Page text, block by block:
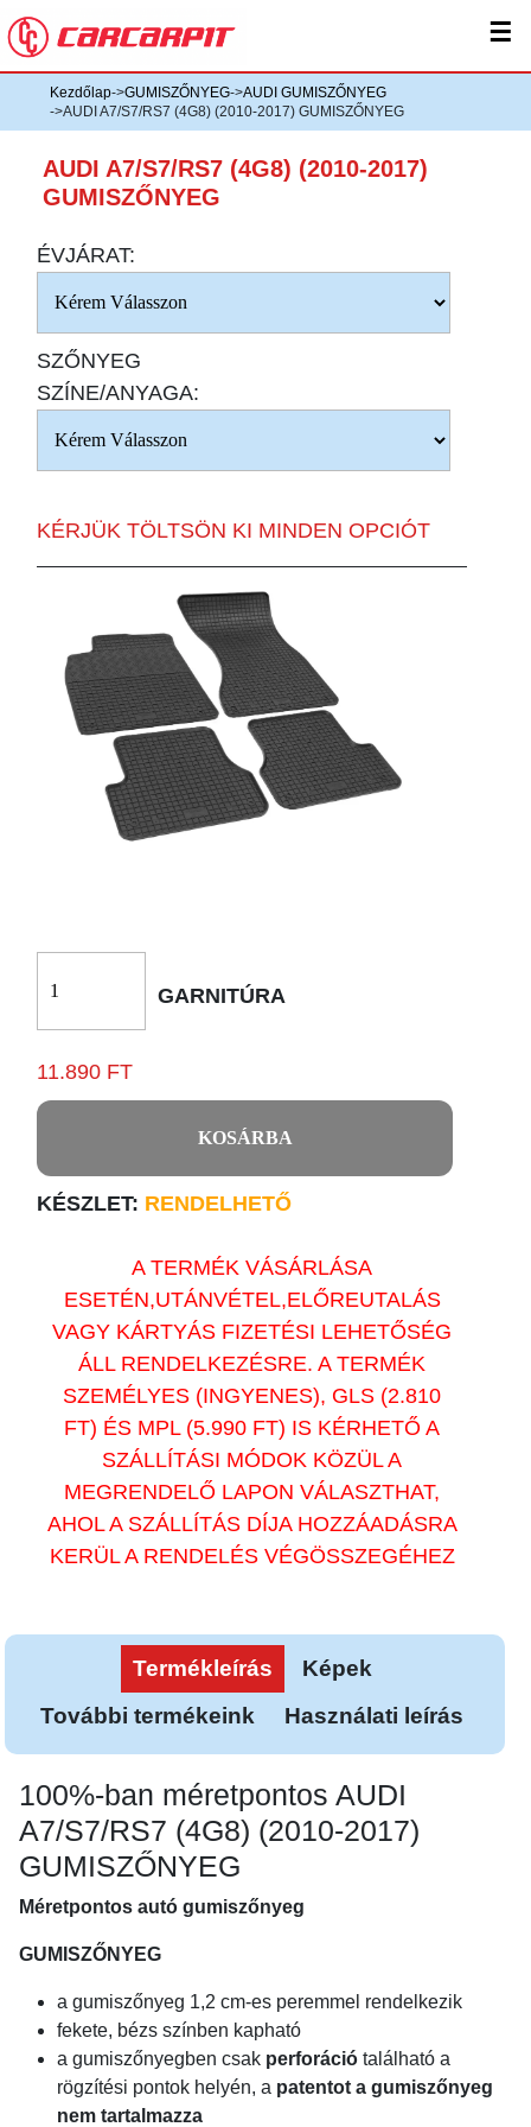
☰
Kezdőlap->GUMISZŐNYEG->AUDI GUMISZŐNYEG
->AUDI A7/S7/RS7 (4G8) (2010-2017) GUMISZŐNYEG
AUDI A7/S7/RS7 (4G8) (2010-2017)
GUMISZŐNYEG
ÉVJÁRAT:
SZŐNYEG
SZÍNE/ANYAGA:
KÉRJÜK TÖLTSÖN KI MINDEN OPCIÓT
GARNITÚRA
11.890 FT
KOSÁRBA
KÉSZLET: RENDELHETŐ
A TERMÉK VÁSÁRLÁSA
ESETÉN,UTÁNVÉTEL,ELŐREUTALÁS
VAGY KÁRTYÁS FIZETÉSI LEHETŐSÉG
ÁLL RENDELKEZÉSRE. A TERMÉK
SZEMÉLYES (INGYENES), GLS (2.810
FT) ÉS MPL (5.990 FT) IS KÉRHETŐ A
SZÁLLÍTÁSI MÓDOK KÖZÜL A
MEGRENDELŐ LAPON VÁLASZTHAT,
AHOL A SZÁLLÍTÁS DÍJA HOZZÁADÁSRA
KERÜL A RENDELÉS VÉGÖSSZEGÉHEZ
Termékleírás
Képek
További termékeink
Használati leírás
100%-ban méretpontos AUDI
A7/S7/RS7 (4G8) (2010-2017)
GUMISZŐNYEG
Méretpontos autó gumiszőnyeg
GUMISZŐNYEG
a gumiszőnyeg 1,2 cm-es peremmel rendelkezik
fekete, bézs színben kapható
a gumiszőnyegben csak perforáció található a
rögzítési pontok helyén, a patentot a gumiszőnyeg
nem tartalmazza